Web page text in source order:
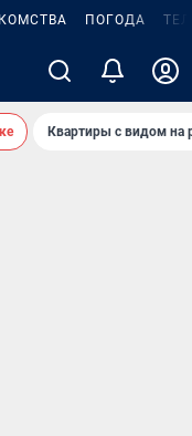
ПОГОДА
Квартиры с видом на